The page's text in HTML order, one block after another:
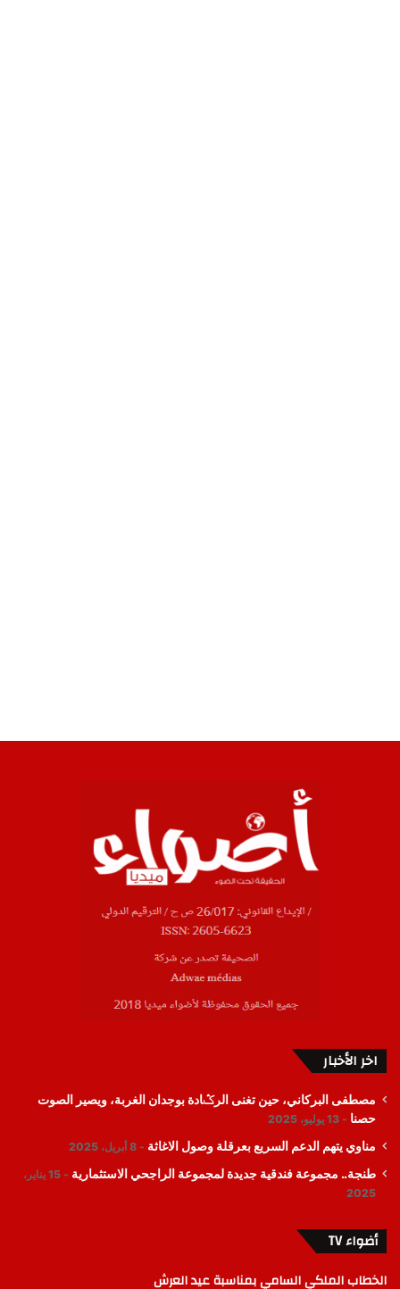
اخر الأخبار
مصطفى البركاني، حين تغنى الرݣادة بوجدان الغربة، ويصير الصوت
حصنا
13 يوليو، 2025
مناوي يتهم الدعم السريع بعرقلة وصول الاغاثة 8 أبريل، 2025
طنجة.. مجموعة فندقية جديدة لمجموعة الراجحي الاستثمارية
15 يناير،
2025
أضواء TV
الخطاب الملكي السامي بمناسبة عيد العرش